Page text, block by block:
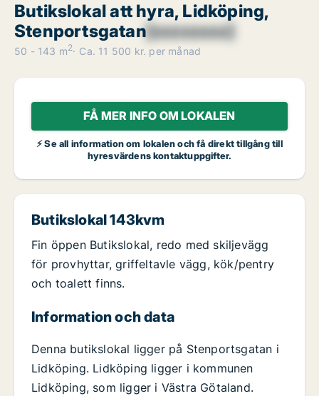
Butikslokal att hyra, Lidköping,
Stenportsgatan[xxxxxxxx]
50 - 143 m2 Ca. 11 500 kr. per månad
FÅ MER INFO OM LOKALEN
⚡ Se all information om lokalen och få direkt tillgång till
hyresvärdens kontaktuppgifter.
Butikslokal 143kvm
Fin öppen Butikslokal, redo med skiljevägg
för provhyttar, griffeltavle vägg, kök/pentry
och toalett finns.
Information och data
Denna butikslokal ligger på Stenportsgatan i
Lidköping. Lidköping ligger i kommunen
Lidköping, som ligger i Västra Götaland.